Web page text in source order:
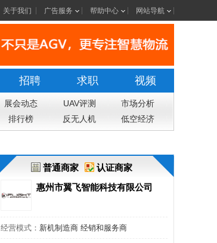
关于我们 广告服务 帮助中心 网站导航
招聘 求职
视频
展会动态 UAV评测
市场分析
排行榜 反无人机 低空经济
普通商家
认证商家
惠州市翼飞智能科技有限公司
经营模式： 新机制造商 经销和服务商